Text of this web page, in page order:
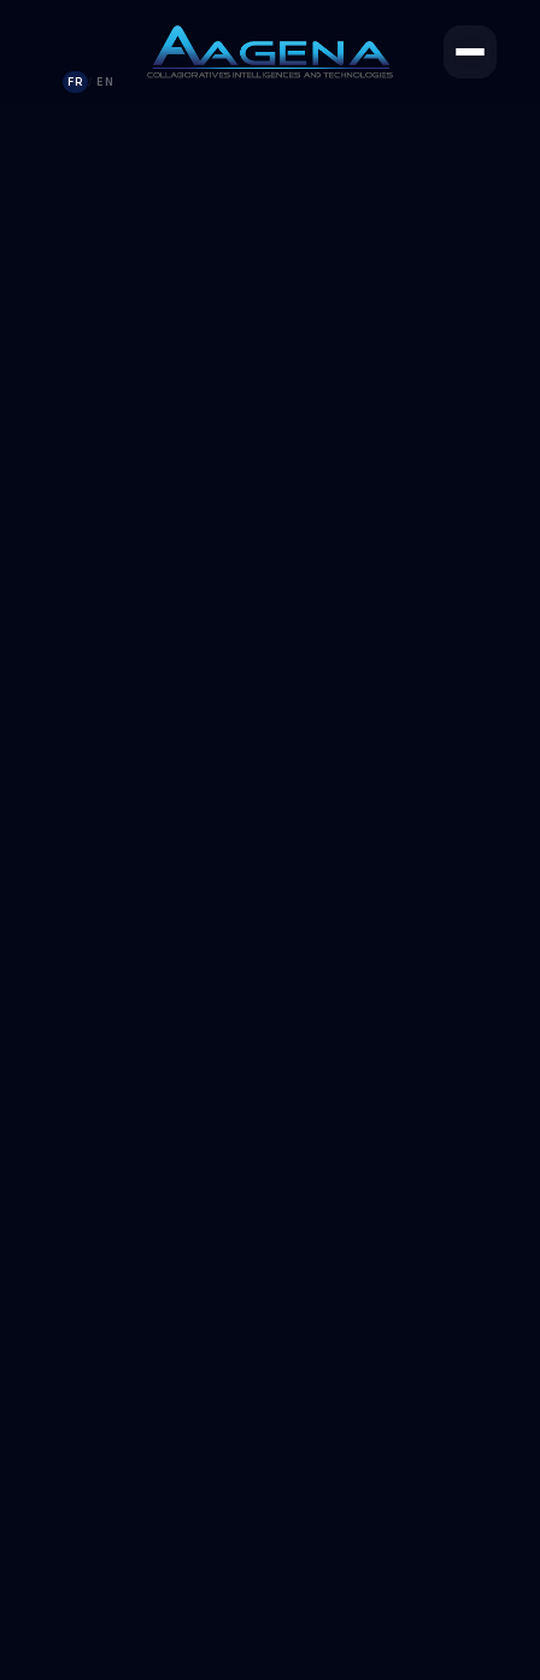
FR / EN